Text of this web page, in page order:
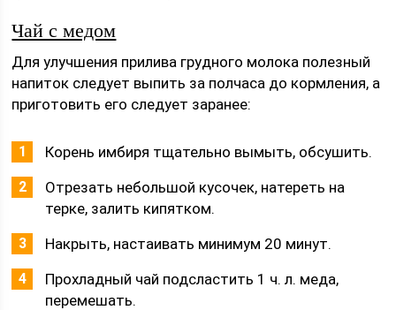
Чай с медом
Для улучшения прилива грудного молока полезный
напиток следует выпить за полчаса до кормления, а
приготовить его следует заранее:
Корень имбиря тщательно вымыть, обсушить.
Отрезать небольшой кусочек, натереть на
терке, залить кипятком.
Накрыть, настаивать минимум 20 минут.
Прохладный чай подсластить 1 ч. л. меда,
перемешать.